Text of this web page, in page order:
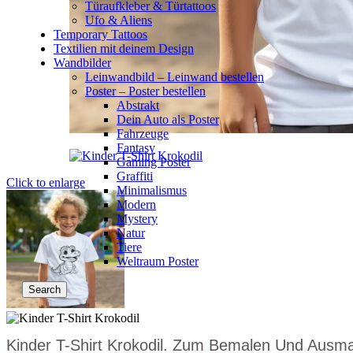
Türaufkleber & Türtattoos
Ufo & Aliens
Temporary Tattoos
Textilien mit deinem Design
Wandbilder
Leinwandbild – Leinwand bestellen
Poster – Poster bestellen
Abstrakt
Dein Auto als Poster
Fahrzeuge
Fantasy
Gaming Poster
Graffiti
Minimalismus
Modern
Mystery
Natur
Tiere
Weltraum Poster
Search
Click to enlarge
Kinder T-Shirt Krokodil. Zum Bemalen Und